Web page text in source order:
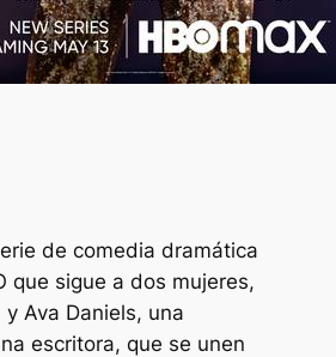
de comedia dramática
que sigue a dos mujeres,
Ava Daniels, una
escritora, que se unen